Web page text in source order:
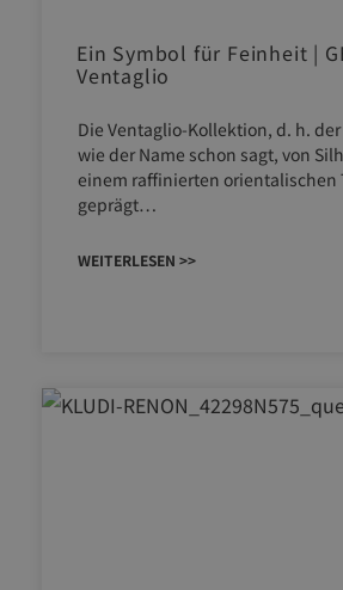
Ein Symbol für Feinheit |
Ventaglio
Die Ventaglio-Kollektion, d. h. der
wie der Name schon sagt, von
einem raffinierten orientalischen
geprägt…
WEITERLESEN >>